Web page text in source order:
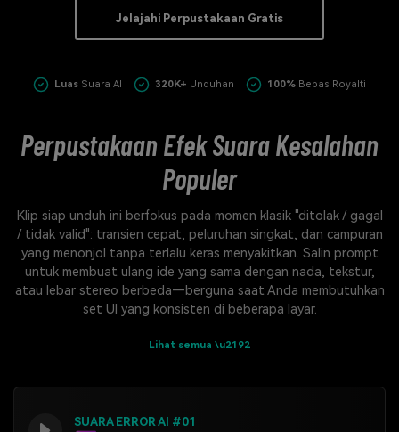
Jelajahi Lebih Banyak >>
Jelajahi Perpustakaan Gratis
Luas Suara AI 320K+ Unduhan 100% Bebas Royalti
Perpustakaan Efek Suara Kesalahan
Populer
Klip siap unduh ini berfokus pada momen klasik "ditolak / gagal
/ tidak valid": transien cepat, peluruhan singkat, dan campuran
yang menonjol tanpa terlalu keras menyakitkan. Salin prompt
untuk membuat ulang ide yang sama dengan nada, tekstur,
atau lebar stereo berbeda—berguna saat Anda membutuhkan
set UI yang konsisten di beberapa layar.
Lihat semua \u2192
SUARA ERROR AI #01